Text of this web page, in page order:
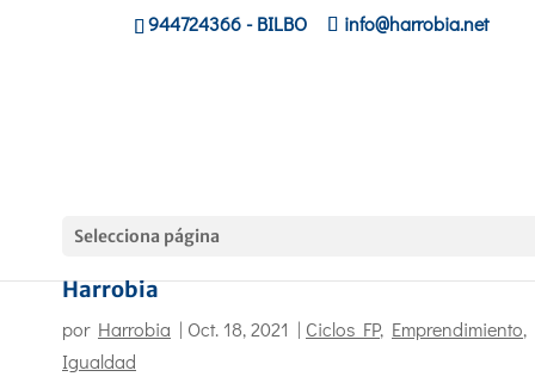
944724366- BILBO info@harrobia.net
Selecciona página
Harrobia
por Harrobia | Oct. 18, 2021 | Ciclos FP, Emprendimiento,
Igualdad